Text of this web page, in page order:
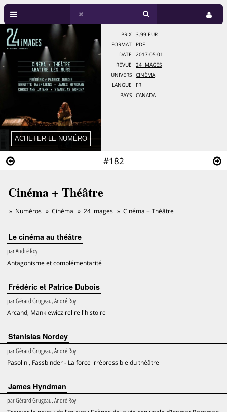
#182
PRIX
3.99 EUR
FORMAT
PDF
DATE
2017-05-01
REVUE
24 IMAGES
UNIVERS
CINÉMA
LANGUE
FR
PAYS
CANADA
Cinéma + Théâtre
Numéros Cinéma 24 images Cinéma + Théâtre
Le cinéma au théâtre
parAndré Roy
Antagonisme et complémentarité
Frédéric et Patrice Dubois
parGérard Grugeau, André Roy
Arcand, Mankiewicz relire l'histoire
Stanislas Nordey
parGérard Grugeau, André Roy
Pasolini, Fassbinder - La force irrépressible du théâtre
James Hyndman
parGérard Grugeau, André Roy